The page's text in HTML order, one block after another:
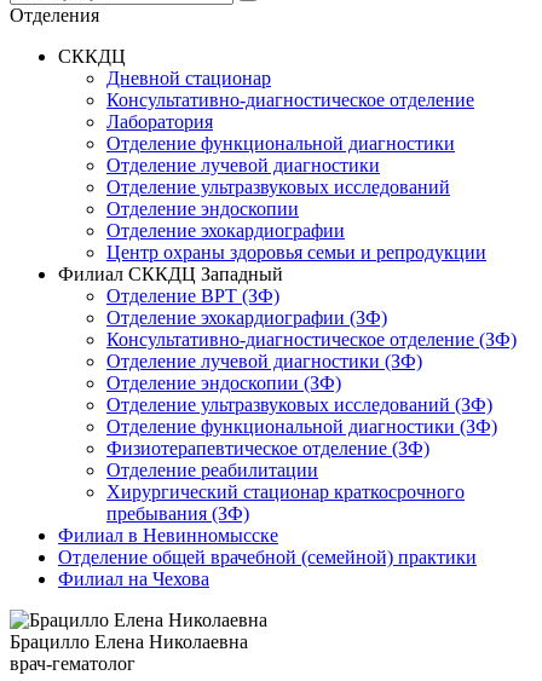
Отделения
СККДЦ
Дневной стационар
Консультативно-диагностическое отделение
Лаборатория
Отделение функциональной диагностики
Отделение лучевой диагностики
Отделение ультразвуковых исследований
Отделение эндоскопии
Отделение эхокардиографии
Центр охраны здоровья семьи и репродукции
Филиал СККДЦ Западный
Отделение ВРТ (ЗФ)
Отделение эхокардиографии (ЗФ)
Консультативно-диагностическое отделение (ЗФ)
Отделение лучевой диагностики (ЗФ)
Отделение эндоскопии (ЗФ)
Отделение ультразвуковых исследований (ЗФ)
Отделение функциональной диагностики (ЗФ)
Физиотерапевтическое отделение (ЗФ)
Отделение реабилитации
Хирургический стационар краткосрочного
пребывания (ЗФ)
Филиал в Невинномысске
Отделение общей врачебной (семейной) практики
Филиал на Чехова
Брацилло Елена Николаевна
врач-гематолог